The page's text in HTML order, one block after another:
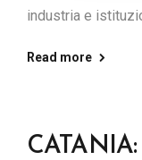
industria e
Read more